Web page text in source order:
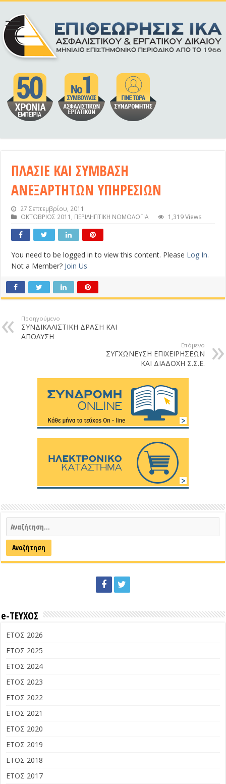
ΠΛΑΣΙΕ ΚΑΙ ΣΥΜΒΑΣΗ
ΑΝΕΞΑΡΤΗΤΩΝ ΥΠΗΡΕΣΙΩΝ
27 Σεπτεμβρίου, 2011
ΟΚΤΩΒΡΙΟΣ 2011 , ΠΕΡΙΛΗΠΤΙΚΗ ΝΟΜΟΛΟΓΙΑ 1,319 Views
You need to be logged in to view this content. Please Log In.
Not a Member? Join Us
Προηγούμενο
ΣΥΝΔΙΚΑΛΙΣΤΙΚΗ ΔΡΑΣΗ ΚΑΙ
ΑΠΟΛΥΣΗ
Επόμενο
ΣΥΓΧΩΝΕΥΣΗ ΕΠΙΧΕΙΡΗΣΕΩΝ
ΚΑΙ ΔΙΑΔΟΧΗ Σ.Σ.Ε.
e-ΤΕΥΧΟΣ
ΕΤΟΣ 2026
ΕΤΟΣ 2025
ΕΤΟΣ 2024
ΕΤΟΣ 2023
ΕΤΟΣ 2022
ΕΤΟΣ 2021
ΕΤΟΣ 2020
ΕΤΟΣ 2019
ΕΤΟΣ 2018
ΕΤΟΣ 2017